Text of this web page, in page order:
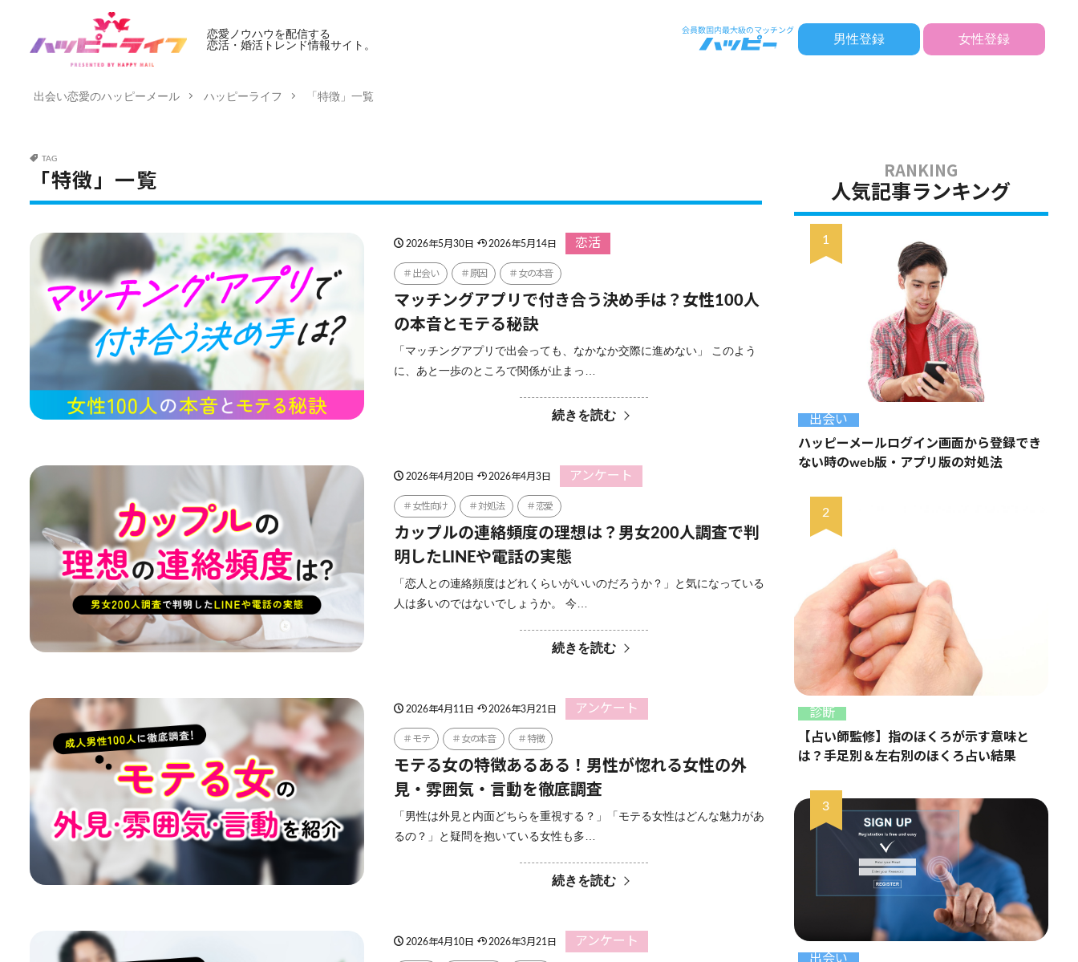
恋愛ノウハウを配信する
恋活・婚活トレンド情報サイト。
男性登録 女性登録
出会い恋愛のハッピーメール ハッピーライフ 「特徴」一覧
TAG
「特徴」一覧
2026年5月30日 2026年5月14日 恋活
出会い 原因 女の本音
マッチングアプリで付き合う決め手は？女性100人
の本音とモテる秘訣
「マッチングアプリで出会っても、なかなか交際に進めない」 このよう
に、あと一歩のところで関係が止まっ…
続きを読む
2026年4月20日 2026年4月3日 アンケート
女性向け 対処法 恋愛
カップルの連絡頻度の理想は？男女200人調査で判
明したLINEや電話の実態
「恋人との連絡頻度はどれくらいがいいのだろうか？」と気になっている
人は多いのではないでしょうか。 今…
続きを読む
2026年4月11日 2026年3月21日 アンケート
モテ 女の本音 特徴
モテる女の特徴あるある！男性が惚れる女性の外
見・雰囲気・言動を徹底調査
「男性は外見と内面どちらを重視する？」「モテる女性はどんな魅力があ
るの？」と疑問を抱いている女性も多…
続きを読む
2026年4月10日 2026年3月21日 アンケート
人気記事ランキング
出会い
ハッピーメールログイン画面から登録でき
ない時のweb版・アプリ版の対処法
診断
【占い師監修】指のほくろが示す意味と
は？手足別＆左右別のほくろ占い結果
出会い